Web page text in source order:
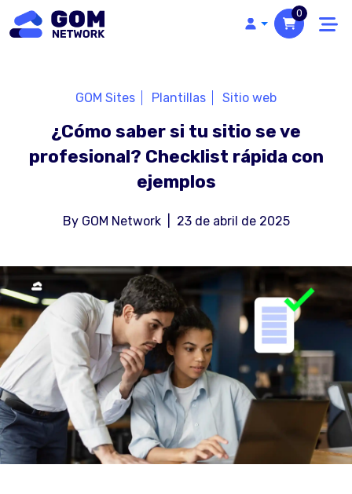
0
¿Cómo saber si tu sitio se ve
profesional? Checklist rápida con
ejemplos
GOM Sites Plantillas Sitio web
By GOM Network 23 de abril de 2025